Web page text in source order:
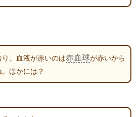
り。血液が赤いのは赤血球が赤いから
ほかには？